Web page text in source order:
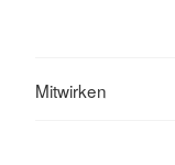
Mitwirken